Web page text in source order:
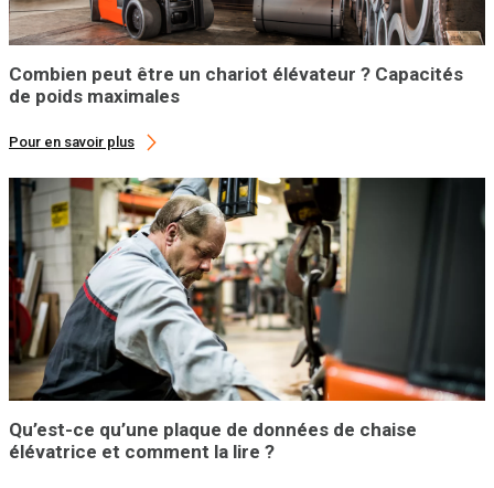
Combien peut être un chariot élévateur ? Capacités
de poids maximales
Pour en savoir plus
Qu’est-ce qu’une plaque de données de chaise
élévatrice et comment la lire ?